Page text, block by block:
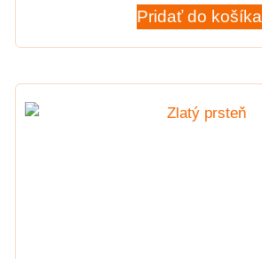
Pridať do košíka